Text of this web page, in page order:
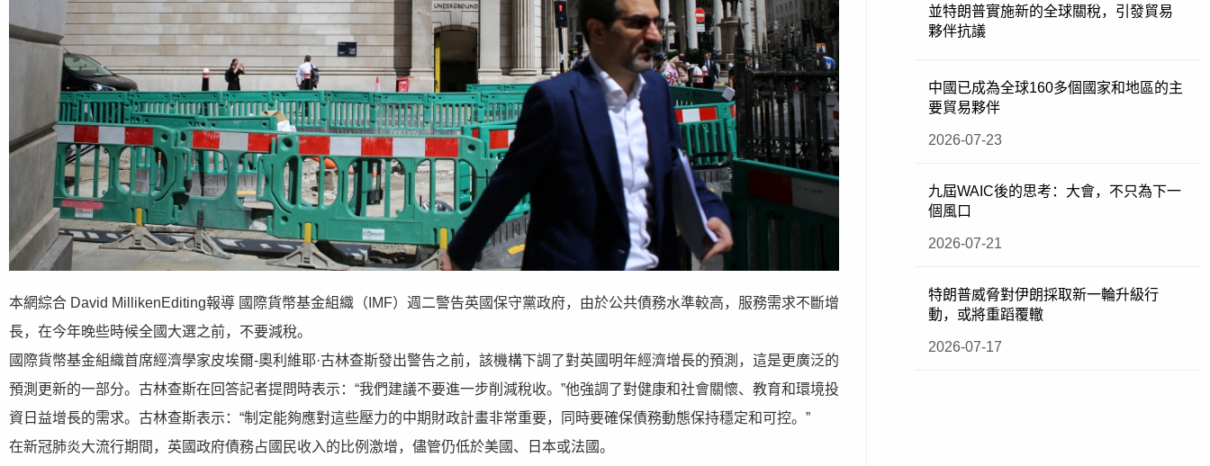
本網綜合 David MillikenEditing報導 國際貨幣基金組織（IMF）週二警告英國保守黨政府，由於公共債務水準較高，服務需求不斷增
長，在今年晚些時候全國大選之前，不要減稅。
國際貨幣基金組織首席經濟學家皮埃爾-奧利維耶·古林查斯發出警告之前，該機構下調了對英國明年經濟增長的預測，這是更廣泛的
預測更新的一部分。古林查斯在回答記者提問時表示：“我們建議不要進一步削減稅收。”他強調了對健康和社會關懷、教育和環境投
資日益增長的需求。古林查斯表示：“制定能夠應對這些壓力的中期財政計畫非常重要，同時要確保債務動態保持穩定和可控。”
在新冠肺炎大流行期間，英國政府債務占國民收入的比例激增，儘管仍低於美國、日本或法國。
並特朗普實施新的全球關稅，引發貿易
夥伴抗議
中國已成為全球160多個國家和地區的主
要貿易夥伴
2026-07-23
九屆WAIC後的思考：大會，不只為下一
個風口
2026-07-21
特朗普威脅對伊朗採取新一輪升級行
動，或將重蹈覆轍
2026-07-17